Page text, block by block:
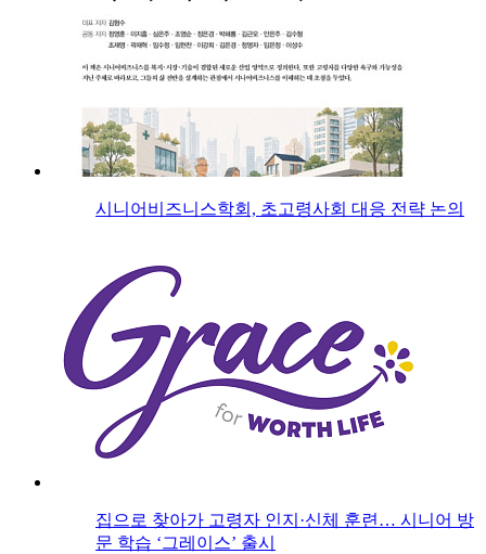
시니어비즈니스학회, 초고령사회 대응 전략 논의
집으로 찾아가 고령자 인지·신체 훈련… 시니어 방
문 학습 ‘그레이스’ 출시